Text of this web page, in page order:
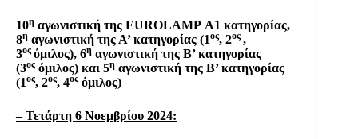
10η αγωνιστική της EUROLAMP Α1 κατηγορίας,
8η αγωνιστική της Α’ κατηγορίας (1ος, 2ος ,
3ος όμιλος), 6η αγωνιστική της Β’ κατηγορίας
(3ος όμιλος) και 5η αγωνιστική της Β’ κατηγορίας
(1ος, 2ος, 4ος όμιλος)
– Τετάρτη 6 Nοεμβρίου 2024: